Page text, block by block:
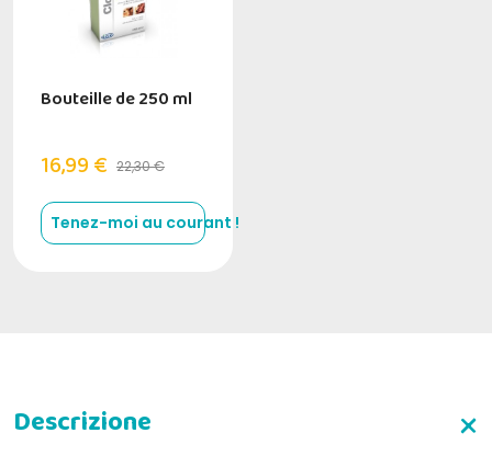
Bouteille de 250 ml
16,99 € 22,30 €
Tenez-moi au courant !